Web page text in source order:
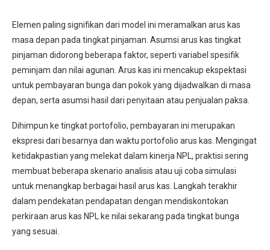
Elemen paling signifikan dari model ini meramalkan arus kas
masa depan pada tingkat pinjaman. Asumsi arus kas tingkat
pinjaman didorong beberapa faktor, seperti variabel spesifik
peminjam dan nilai agunan. Arus kas ini mencakup ekspektasi
untuk pembayaran bunga dan pokok yang dijadwalkan di masa
depan, serta asumsi hasil dari penyitaan atau penjualan paksa.
Dihimpun ke tingkat portofolio, pembayaran ini merupakan
ekspresi dari besarnya dan waktu portofolio arus kas. Mengingat
ketidakpastian yang melekat dalam kinerja NPL, praktisi sering
membuat beberapa skenario analisis atau uji coba simulasi
untuk menangkap berbagai hasil arus kas. Langkah terakhir
dalam pendekatan pendapatan dengan mendiskontokan
perkiraan arus kas NPL ke nilai sekarang pada tingkat bunga
yang sesuai.